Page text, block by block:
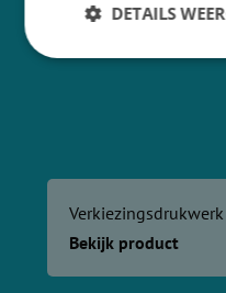
Verkiezingsdrukwerk
Bekijk product
DETAILS